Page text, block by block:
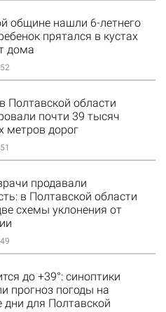
общине нашли 6-летнего
прятался в кустах
дома
Полтавской области
почти 39 тысяч
метров дорог
продавали
в Полтавской области
схемы уклонения от
до +39°: синоптики
прогноз погоды на
для Полтавской